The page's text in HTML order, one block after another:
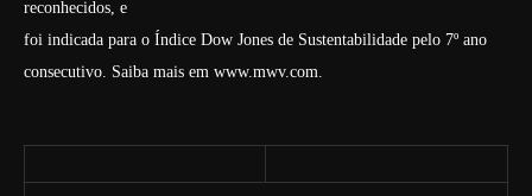
reconhecidos, e
foi indicada para o Índice Dow Jones de Sustentabilidade pelo 7º ano
consecutivo. Saiba mais em www.mwv.com.